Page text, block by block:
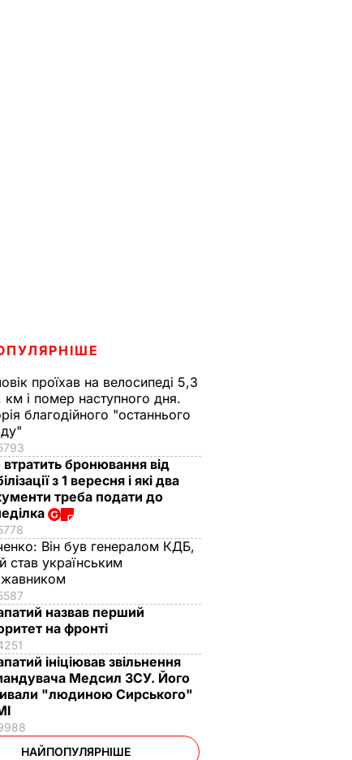
проїхав на велосипеді 5,3
км і помер наступного дня.
благодійного "останнього
втратить бронювання від
з 1 вересня і які два
треба подати до
Він був генералом КДБ,
став українським
назвав перший
на фронті
ініціював звільнення
Медсил ЗСУ. Його
"людиною Сирського"
НАЙПОПУЛЯРНІШЕ